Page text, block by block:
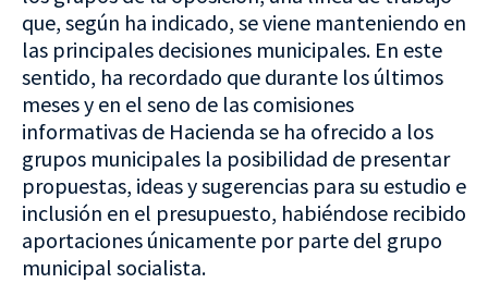
que, según ha indicado, se viene manteniendo en
las principales decisiones municipales. En este
sentido, ha recordado que durante los últimos
meses y en el seno de las comisiones
informativas de Hacienda se ha ofrecido a los
grupos municipales la posibilidad de presentar
propuestas, ideas y sugerencias para su estudio e
inclusión en el presupuesto, habiéndose recibido
aportaciones únicamente por parte del grupo
municipal socialista.